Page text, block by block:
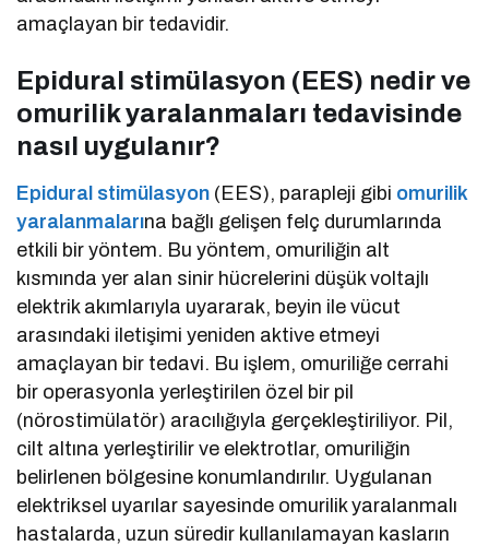
amaçlayan bir tedavidir.
Epidural stimülasyon (EES) nedir ve
omurilik yaralanmaları tedavisinde
nasıl uygulanır?
Epidural stimülasyon (EES), parapleji gibi omurilik
yaralanmalarına bağlı gelişen felç durumlarında
etkili bir yöntem. Bu yöntem, omuriliğin alt
kısmında yer alan sinir hücrelerini düşük voltajlı
elektrik akımlarıyla uyararak, beyin ile vücut
arasındaki iletişimi yeniden aktive etmeyi
amaçlayan bir tedavi. Bu işlem, omuriliğe cerrahi
bir operasyonla yerleştirilen özel bir pil
(nörostimülatör) aracılığıyla gerçekleştiriliyor. Pil,
cilt altına yerleştirilir ve elektrotlar, omuriliğin
belirlenen bölgesine konumlandırılır. Uygulanan
elektriksel uyarılar sayesinde omurilik yaralanmalı
hastalarda, uzun süredir kullanılamayan kasların